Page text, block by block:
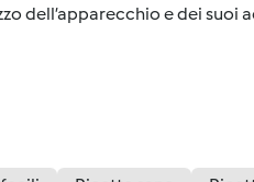
dell’apparecchio e dei suoi